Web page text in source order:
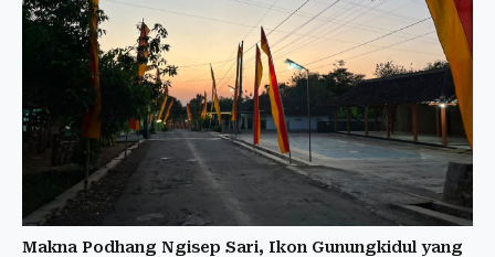
Makna Podhang Ngisep Sari, Ikon Gunungkidul yang